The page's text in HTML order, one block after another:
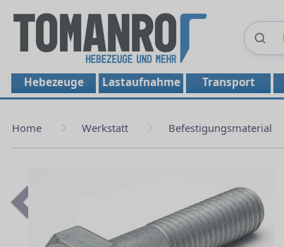
Hebezeuge Lastaufnahme Transport
Home Werkstatt Befestigungsmaterial